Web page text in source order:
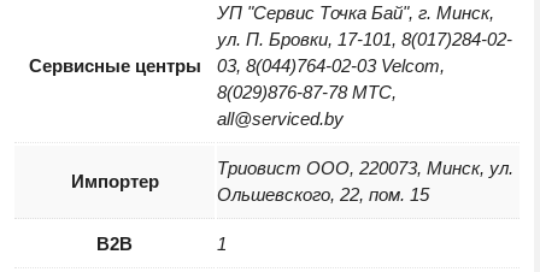
Сервисные центры
УП "Сервис Точка Бай", г. Минск,
ул. П. Бровки, 17-101, 8(017)284-02-
03, 8(044)764-02-03 Velcom,
8(029)876-87-78 МТС,
all@serviced.by
Импортер
Триовист ООО, 220073, Минск, ул.
Ольшевского, 22, пом. 15
B2B 1